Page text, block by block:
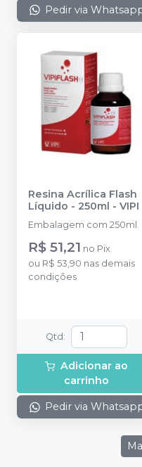
Pedir via
Resina Acrílica Flash
Líquido - 250ml - VIPI
Embalagem com 250ml.
R$ 51,21 no Pix
ou R$ 53,90 nas demais
condições
Qtd :
Adicionar ao
carrinho
Pedir via